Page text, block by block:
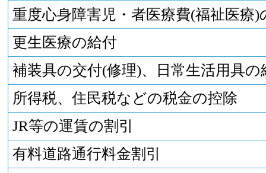
重度心身障害児・者医療費(福祉医療)
更生医療の給付
補装具の交付(修理)、日常生活用具の
所得税、住民税などの税金の控除
JR等の運賃の割引
有料道路通行料金割引